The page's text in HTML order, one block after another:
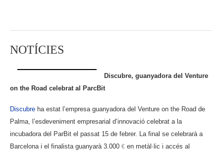
NOTÍCIES
Discubre, guanyadora del Venture
on the Road celebrat al ParcBit
Discubre ha estat l’empresa guanyadora del Venture on the Road de
Palma, l’esdeveniment empresarial d’innovació celebrat a la
incubadora del ParBit el passat 15 de febrer. La final se celebrarà a
Barcelona i el finalista guanyarà 3.000 € en metàl·lic i accés al